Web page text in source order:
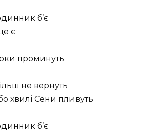
б’є
є
проминуть
не вернуть
хвилі Сени пливуть
б’є